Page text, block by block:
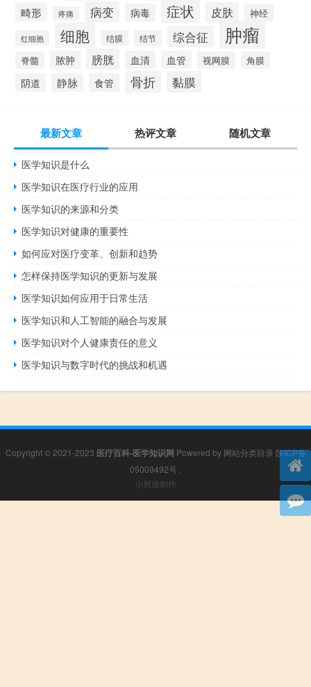
畸形 疼痛 病变 病毒 症状 皮肤 神经
红细胞 细胞 结膜 结节 综合征 肿瘤
脊髓 脓肿 膀胱 血清 血管 视网膜 角膜
阴道 静脉 食管 骨折 黏膜
最新文章 热评文章 随机文章
医学知识是什么
医学知识在医疗行业的应用
医学知识的来源和分类
医学知识对健康的重要性
如何应对医疗变革、创新和趋势
怎样保持医学知识的更新与发展
医学知识如何应用于日常生活
医学知识和人工智能的融合与发展
医学知识对个人健康责任的意义
医学知识与数字时代的挑战和机遇
Copyright © 2021-2023 医疗百科-医学知识网 Powered by 网站分类目录 陕ICP备
05009492号
小男孩制作